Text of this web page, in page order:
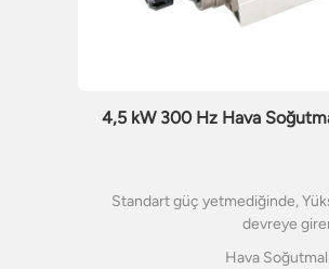
4,5 kW 300 Hz Hava
Standart güç yetmediğinde,
devreye
Hava